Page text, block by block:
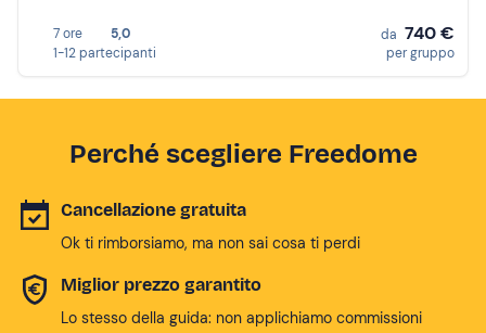
7 ore
5,0
1-12 partecipanti
da 740 €
per gruppo
Perché scegliere Freedome
Cancellazione gratuita
Ok ti rimborsiamo, ma non sai cosa ti perdi
Miglior prezzo garantito
Lo stesso della guida: non applichiamo commissioni